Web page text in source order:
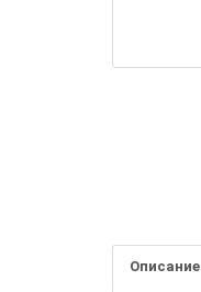
Описание